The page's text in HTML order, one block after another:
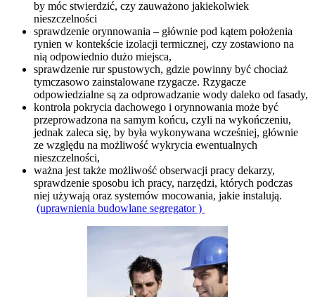
by móc stwierdzić, czy zauważono jakiekolwiek
nieszczelności
sprawdzenie orynnowania – głównie pod kątem położenia
rynien w kontekście izolacji termicznej, czy zostawiono na
nią odpowiednio dużo miejsca,
sprawdzenie rur spustowych, gdzie powinny być chociaż
tymczasowo zainstalowane rzygacze. Rzygacze
odpowiedzialne są za odprowadzanie wody daleko od fasady,
kontrola pokrycia dachowego i orynnowania może być
przeprowadzona na samym końcu, czyli na wykończeniu,
jednak zaleca się, by była wykonywana wcześniej, głównie
ze względu na możliwość wykrycia ewentualnych
nieszczelności,
ważna jest także możliwość obserwacji pracy dekarzy,
sprawdzenie sposobu ich pracy, narzędzi, których podczas
niej używają oraz systemów mocowania, jakie instalują.
(uprawnienia budowlane segregator )